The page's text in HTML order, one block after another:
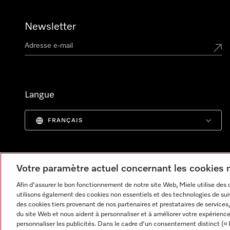
Newsletter
Langue
FRANÇAIS
Votre paramètre actuel concernant les
Afin d'assurer le bon fonctionnement de notre site Web, Miele utilise
utilisons également des cookies non essentiels et des technologies de
des cookies tiers provenant de nos partenaires et prestataires de
du site Web et nous aident à personnaliser et à améliorer votre
personnaliser les publicités. Dans le cadre d'un consentement distinct